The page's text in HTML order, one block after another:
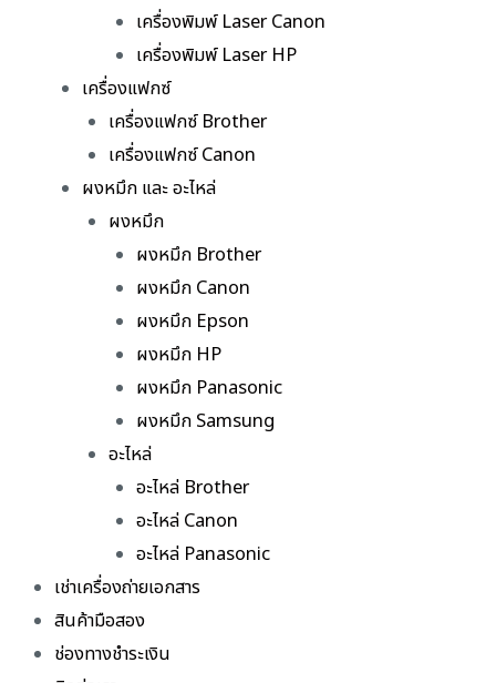
เครื่องพิมพ์ Laser Canon
เครื่องพิมพ์ Laser HP
เครื่องแฟกซ์
เครื่องแฟกซ์ Brother
เครื่องแฟกซ์ Canon
ผงหมึก และ อะไหล่
ผงหมึก
ผงหมึก Brother
ผงหมึก Canon
ผงหมึก Epson
ผงหมึก HP
ผงหมึก Panasonic
ผงหมึก Samsung
อะไหล่
อะไหล่ Brother
อะไหล่ Canon
อะไหล่ Panasonic
เช่าเครื่องถ่ายเอกสาร
สินค้ามือสอง
ช่องทางชำระเงิน